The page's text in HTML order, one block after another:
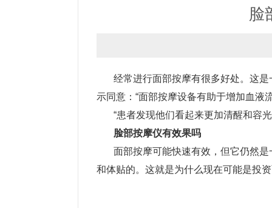
脸
经常进行面部按摩有很多好处。这
示同意：“面部按摩设备有助于增加血液
“患者发现他们看起来更加清醒和容光
脸部按摩仪有效果吗
面部按摩可能快速有效，但它仍然是
和体贴的。这就是为什么现在可能是投